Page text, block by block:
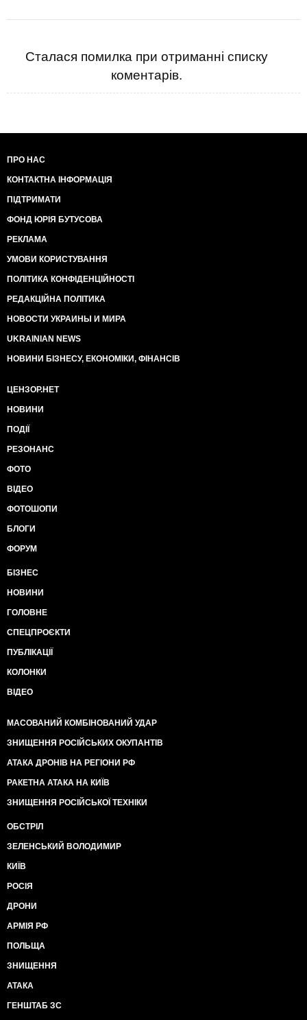
Сталася помилка при отриманні списку
коментарів.
ПРО НАС
КОНТАКТНА ІНФОРМАЦІЯ
ПІДТРИМАТИ
ФОНД ЮРІЯ БУТУСОВА
РЕКЛАМА
УМОВИ КОРИСТУВАННЯ
ПОЛІТИКА КОНФІДЕНЦІЙНОСТІ
РЕДАКЦІЙНА ПОЛІТИКА
НОВОСТИ УКРАИНЫ И МИРА
UKRAINIAN NEWS
НОВИНИ БІЗНЕСУ, ЕКОНОМІКИ, ФІНАНСІВ
ЦЕНЗОР.НЕТ
НОВИНИ
ПОДІЇ
РЕЗОНАНС
ФОТО
ВІДЕО
ФОТОШОПИ
БЛОГИ
ФОРУМ
БІЗНЕС
НОВИНИ
ГОЛОВНЕ
СПЕЦПРОЄКТИ
ПУБЛІКАЦІЇ
КОЛОНКИ
ВІДЕО
МАСОВАНИЙ КОМБІНОВАНИЙ УДАР
ЗНИЩЕННЯ РОСІЙСЬКИХ ОКУПАНТІВ
АТАКА ДРОНІВ НА РЕГІОНИ РФ
РАКЕТНА АТАКА НА КИЇВ
ЗНИЩЕННЯ РОСІЙСЬКОЇ ТЕХНІКИ
ОБСТРІЛ
ЗЕЛЕНСЬКИЙ ВОЛОДИМИР
КИЇВ
РОСІЯ
ДРОНИ
АРМІЯ РФ
ПОЛЬЩА
ЗНИЩЕННЯ
АТАКА
ГЕНШТАБ ЗС